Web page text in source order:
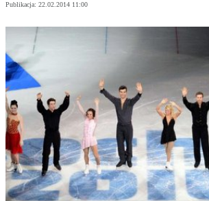
Publikacja: 22.02.2014 11:00